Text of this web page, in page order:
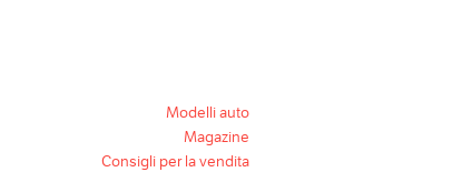
Modelli auto
Magazine
Consigli per la vendita